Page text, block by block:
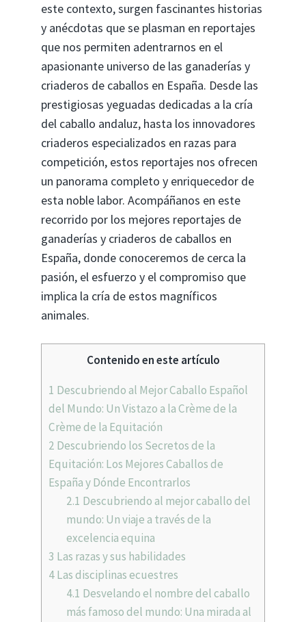
este contexto, surgen fascinantes historias
y anécdotas que se plasman en reportajes
que nos permiten adentrarnos en el
apasionante universo de las ganaderías y
criaderos de caballos en España. Desde las
prestigiosas yeguadas dedicadas a la cría
del caballo andaluz, hasta los innovadores
criaderos especializados en razas para
competición, estos reportajes nos ofrecen
un panorama completo y enriquecedor de
esta noble labor. Acompáñanos en este
recorrido por los mejores reportajes de
ganaderías y criaderos de caballos en
España, donde conoceremos de cerca la
pasión, el esfuerzo y el compromiso que
implica la cría de estos magníficos
animales.
Contenido en este artículo
1 Descubriendo al Mejor Caballo Español
del Mundo: Un Vistazo a la Crème de la
Crème de la Equitación
2 Descubriendo los Secretos de la
Equitación: Los Mejores Caballos de
España y Dónde Encontrarlos
2.1 Descubriendo al mejor caballo del
mundo: Un viaje a través de la
excelencia equina
3 Las razas y sus habilidades
4Las disciplinas ecuestres
4.1 Desvelando el nombre del caballo
más famoso del mundo: Una mirada al